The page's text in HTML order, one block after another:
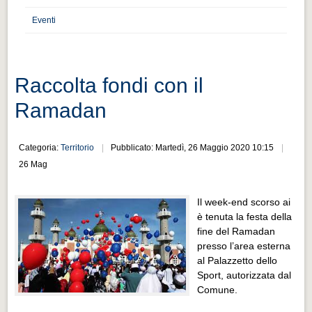
Cultura e turismo 4.0
Cultura e turismo 4.0
PROGETTI
Progetti Aperti
Progetti Realizzati
Progetti Realizzati
EVENTI
EVENTI
Eventi
Raccolta fondi con il
Ramadan
Categoria:Territorio
Pubblicato: Martedì, 26 Maggio 2020 10:15
26 Mag
Il week-end scorso ai
è tenuta la festa della
fine del Ramadan
presso l’area esterna
al Palazzetto dello
Sport, autorizzata dal
Comune.